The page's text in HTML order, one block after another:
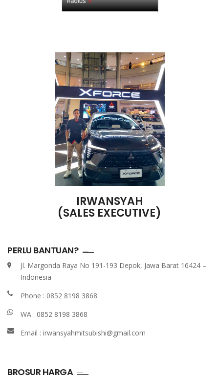
IRWANSYAH
(SALES EXECUTIVE)
PERLU BANTUAN?
Jl. Margonda Raya No 191-193 Depok, Jawa Barat 16424 –
Indonesia
Phone : 0852 8198 3868
WA : 0852 8198 3868
Email : irwansyahmitsubishi@gmail.com
BROSUR HARGA